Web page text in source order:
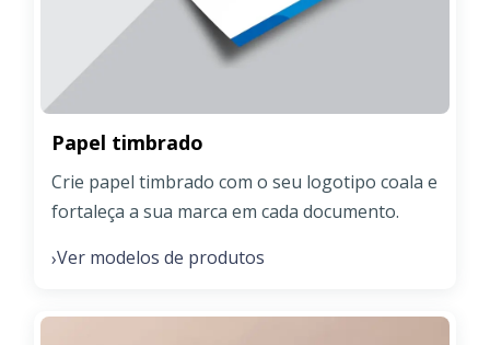
Papel timbrado
Crie papel timbrado com o seu logotipo coala e
fortaleça a sua marca em cada documento.
›Ver modelos de produtos